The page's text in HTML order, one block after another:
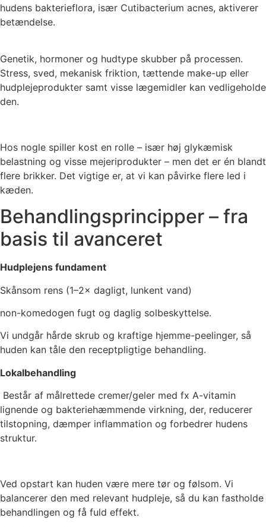
hudens bakterieflora, især Cutibacterium acnes, aktiverer
betændelse.
Genetik, hormoner og hudtype skubber på processen.
Stress, sved, mekanisk friktion, tættende make-up eller
hudplejeprodukter samt visse lægemidler kan vedligeholde
den.
Hos nogle spiller kost en rolle – især høj glykæmisk
belastning og visse mejeriprodukter – men det er én blandt
flere brikker. Det vigtige er, at vi kan påvirke flere led i
kæden.
Behandlingsprincipper – fra
basis til avanceret
Hudplejens fundament
Skånsom rens (1–2× dagligt, lunkent vand)
non-komedogen fugt og daglig solbeskyttelse.
Vi undgår hårde skrub og kraftige hjemme-peelinger, så
huden kan tåle den receptpligtige behandling.
Lokalbehandling
Består af målrettede cremer/geler med fx A-vitamin
lignende og bakteriehæmmende virkning, der, reducerer
tilstopning, dæmper inflammation og forbedrer hudens
struktur.
Ved opstart kan huden være mere tør og følsom. Vi
balancerer den med relevant hudpleje, så du kan fastholde
behandlingen og få fuld effekt.